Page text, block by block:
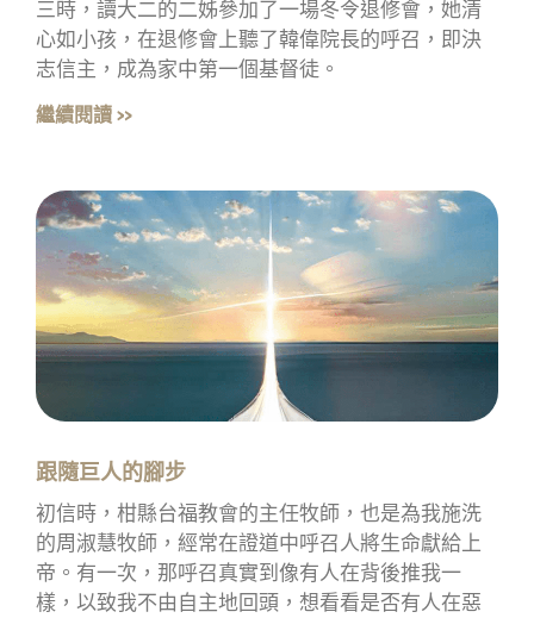
三時，讀大二的二姊參加了一場冬令退修會，她清
心如小孩，在退修會上聽了韓偉院長的呼召，即決
志信主，成為家中第一個基督徒。
繼續閱讀 »
跟隨巨人的腳步
初信時，柑縣台福教會的主任牧師，也是為我施洗
的周淑慧牧師，經常在證道中呼召人將生命獻給上
帝。有一次，那呼召真實到像有人在背後推我一
樣，以致我不由自主地回頭，想看看是否有人在惡